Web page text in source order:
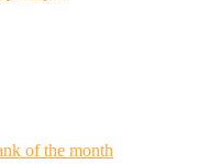
of the month